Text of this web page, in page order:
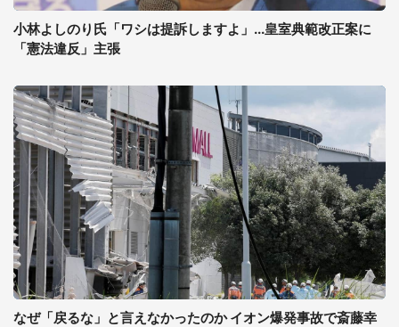
小林よしのり氏「ワシは提訴しますよ」...皇室典範改正案に
「憲法違反」主張
なぜ「戻るな」と言えなかったのか イオン爆発事故で斎藤幸